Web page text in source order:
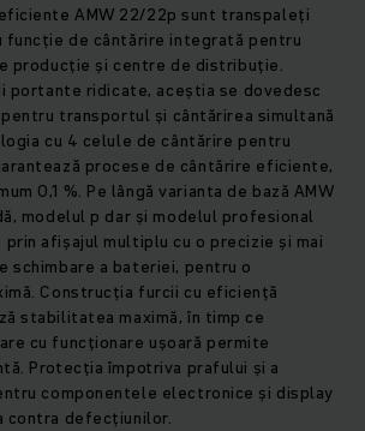
AMW 22/22p sunt transpaleți
funcție de cântărire integrată pentru
producție și centre de distribuție.
portante ridicate, aceștia se dovedesc
transportul și cântărirea simultană
cu 4 celule de cântărire pentru
procese de cântărire eficiente,
0,1 %. Pe lângă varianta de bază AMW
modelul p dar și modelul profesional
prin afișajul multiplu cu o precizie și mai
schimbare a bateriei, pentru o
Construcția furcii cu eficiență
stabilitatea maximă, în timp ce
cu funcționare ușoară permite
Protecția împotriva prafului și a
componentele electronice și display
contra defecțiunilor.